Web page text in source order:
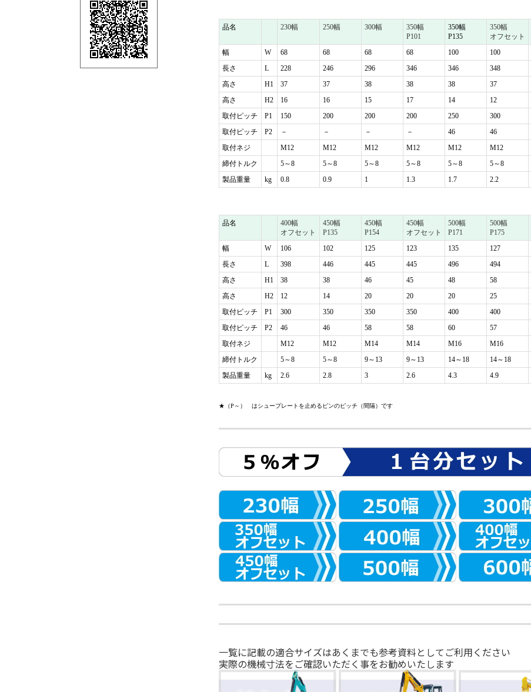
品名 230幅 250幅 300幅
350幅
P101
350幅
P135
350幅
オフセット
幅 W 68 68 68 68 100 100
長さ
L 228 246 296 346 346 348
高さ
H1 37 37 38 38 38 37
高さ
H2 16 16 15 17 14 12
取付ピッチ
P1 150 200 200 200 250 300
取付ピッチ
P2 － － － － 46 46
取付ネジ
M12 M12 M12 M12 M12 M12
締付トルク
5～8 5～8 5～8 5～8 5～8 5～8
製品重量
kg 0.8 0.9 1 1.3 1.7 2.2
品名
400幅
オフセット
450幅
P135
450幅
P154
450幅
オフセット
500幅
P171
500幅
P175
幅
W 106 102 125 123 135 127
長さ
L 398 446 445 445 496 494
高さ
H1 38 38 46 45 48 58
高さ
H2 12 14 20 20 20 25
取付ピッチ
P1 300 350 350 350 400 400
取付ピッチ
P2 46 46 58 58 60 57
取付ネジ
M12 M12 M14 M14 M16 M16
締付トルク
5～8 5～8 9～13 9～13 14～18 14～18
製品重量
kg 2.6 2.8 3 2.6 4.3 4.9
★（P～） はシュープレートを止めるピンのピッチ（間隔）です
一覧に記載の適合サイズはあくまでも参考資料としてご利用ください
実際の機械寸法をご確認いただく事をお勧めいたします